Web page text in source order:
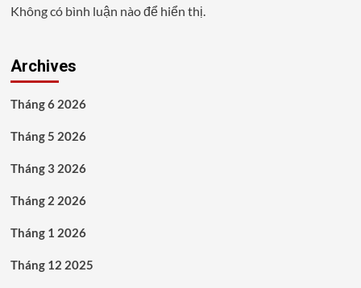
Không có bình luận nào để hiển thị.
Archives
Tháng 6 2026
Tháng 5 2026
Tháng 3 2026
Tháng 2 2026
Tháng 1 2026
Tháng 12 2025